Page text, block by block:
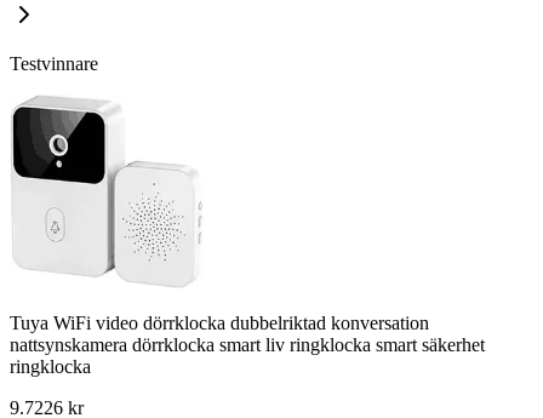
Testvinnare
Tuya WiFi video dörrklocka dubbelriktad konversation
nattsynskamera dörrklocka smart liv ringklocka smart säkerhet
ringklocka
9.7226 kr